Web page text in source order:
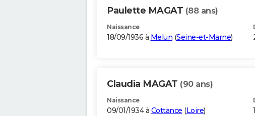
Paulette MAGAT (88 ans)
Naissance
18/09/1936 à Melun (Seine-et-Marne)
Claudia MAGAT (90 ans)
Naissance
09/01/1934 à Cottance (Loire)